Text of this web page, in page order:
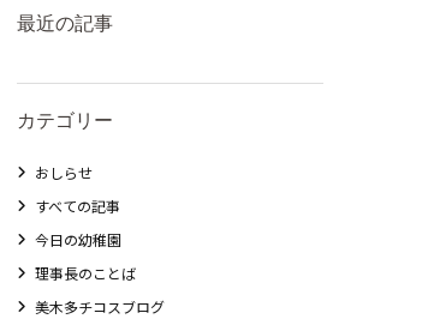
最近の記事
カテゴリー
おしらせ
すべての記事
今日の幼稚園
理事長のことば
美木多チコスブログ